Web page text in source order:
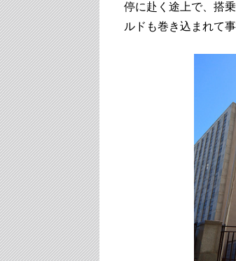
停に赴く途上で、搭
ルドも巻き込まれて事